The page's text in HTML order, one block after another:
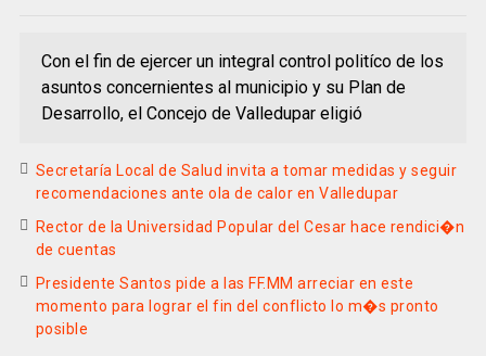
Con el fin de ejercer un integral control politíco de los
asuntos concernientes al municipio y su Plan de
Desarrollo, el Concejo de Valledupar eligió
Secretaría Local de Salud invita a tomar medidas y seguir
recomendaciones ante ola de calor en Valledupar
Rector de la Universidad Popular del Cesar hace rendici�n
de cuentas
Presidente Santos pide a las FF.MM arreciar en este
momento para lograr el fin del conflicto lo m�s pronto
posible